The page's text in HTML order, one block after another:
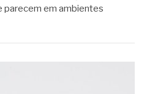
parecem em ambientes